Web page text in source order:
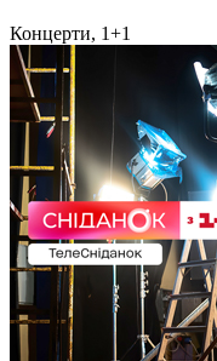
Концерти, 1+1